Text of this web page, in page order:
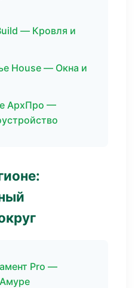
— Кровля и
House — Окна и
АрхПро —
Pro —